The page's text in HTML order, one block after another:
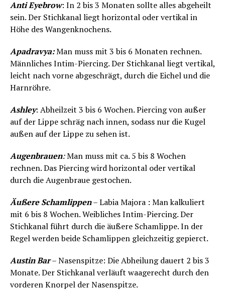
Anti Eyebrow: In 2 bis 3 Monaten sollte alles abgeheilt
sein. Der Stichkanal liegt horizontal oder vertikal in
Höhe des Wangenknochens.
Apadravya:Man muss mit 3 bis 6 Monaten rechnen.
Männliches Intim-Piercing. Der Stichkanal liegt vertikal,
leicht nach vorne abgeschrägt, durch die Eichel und die
Harnröhre.
Ashley: Abheilzeit 3 bis 6 Wochen. Piercing von außer
auf der Lippe schräg nach innen, sodass nur die Kugel
außen auf der Lippe zu sehen ist.
Augenbrauen:Man muss mit ca. 5 bis 8 Wochen
rechnen. Das Piercing wird horizontal oder vertikal
durch die Augenbraue gestochen.
Äußere Schamlippen– Labia Majora : Man kalkuliert
mit 6 bis 8 Wochen. Weibliches Intim-Piercing. Der
Stichkanal führt durch die äußere Schamlippe. In der
Regel werden beide Schamlippen gleichzeitig gepierct.
Austin Bar– Nasenspitze: Die Abheilung dauert 2 bis 3
Monate. Der Stichkanal verläuft waagerecht durch den
vorderen Knorpel der Nasenspitze.